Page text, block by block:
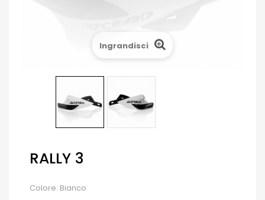
Ingrandisci
RALLY 3
Colore: Bianco